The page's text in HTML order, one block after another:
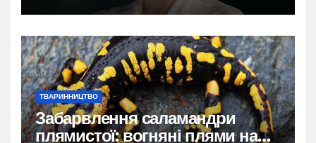
ТВАРИННИЦТВО
Забарвлення саламандри
плямистої: вогняні плями на